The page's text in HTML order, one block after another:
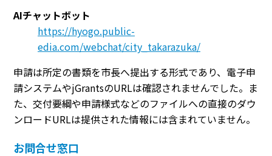
AIチャットボット
https://hyogo.public-
edia.com/webchat/city_takarazuka/
申請は所定の書類を市長へ提出する形式であり、電子申
請システムやjGrantsのURLは確認されませんでした。ま
た、交付要綱や申請様式などのファイルへの直接のダウ
ンロードURLは提供された情報には含まれていません。
お問合せ窓口